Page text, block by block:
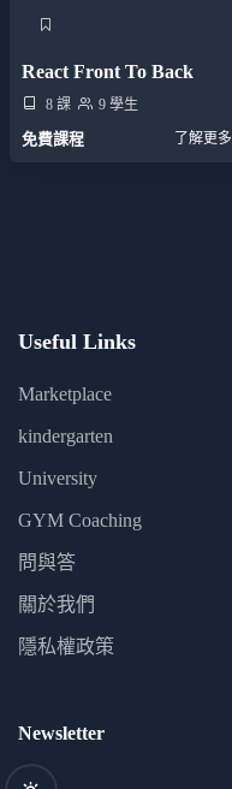
React Front To Back
8 課 9 學生
免費課程 了解更多
Useful Links
Marketplace
kindergarten
University
GYM Coaching
問與答
關於我們
隱私權政策
Newsletter